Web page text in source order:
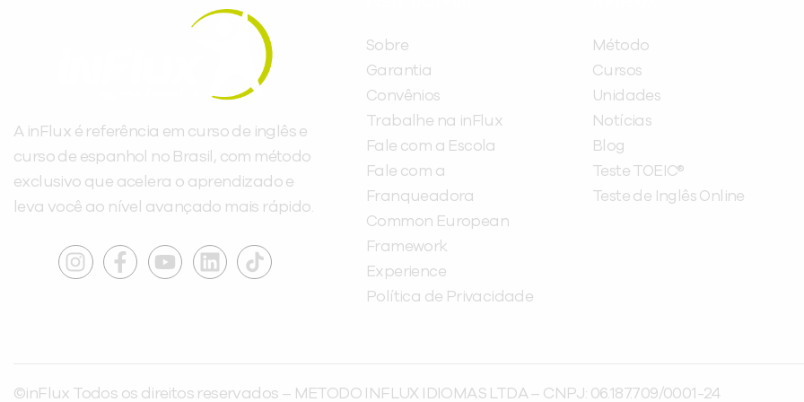
A inFlux é referência em curso de inglês e
curso de espanhol no Brasil, com método
exclusivo que acelera o aprendizado e
leva você ao nível avançado mais rápido.
Sobre
Garantia
Convênios
Trabalhe na inFlux
Fale com a Escola
Fale com a
Franqueadora
Common European
Framework
Experience
Política de Privacidade
Método
Cursos
Unidades
Notícias
Blog
Teste TOEIC®
Teste de Inglês Online
©inFlux Todos os direitos reservados – METODO INFLUX IDIOMAS LTDA – CNPJ: 06.187.709/0001-24